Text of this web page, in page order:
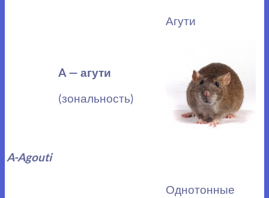
A-Agouti
A — агути
(зональность)
Агути
Однотонные